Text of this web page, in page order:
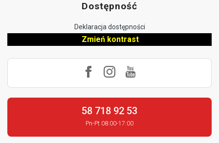
Dostępność
Deklaracja dostępności
Zmień kontrast
58 718 92 53
Pn-Pt 08:00-17:00